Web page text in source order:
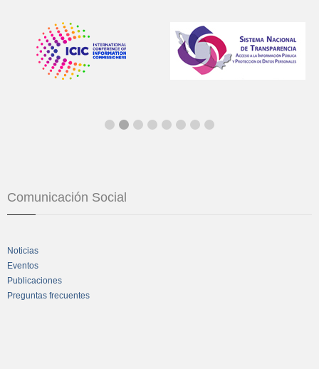
Comunicación Social
Noticias
Eventos
Publicaciones
Preguntas frecuentes